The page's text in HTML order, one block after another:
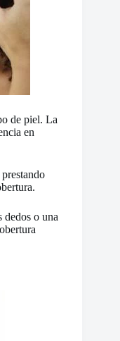
de piel. La
en
dedos o una